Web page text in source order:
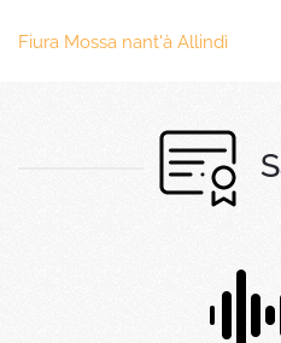
Fiura Mossa nant'à Allindì